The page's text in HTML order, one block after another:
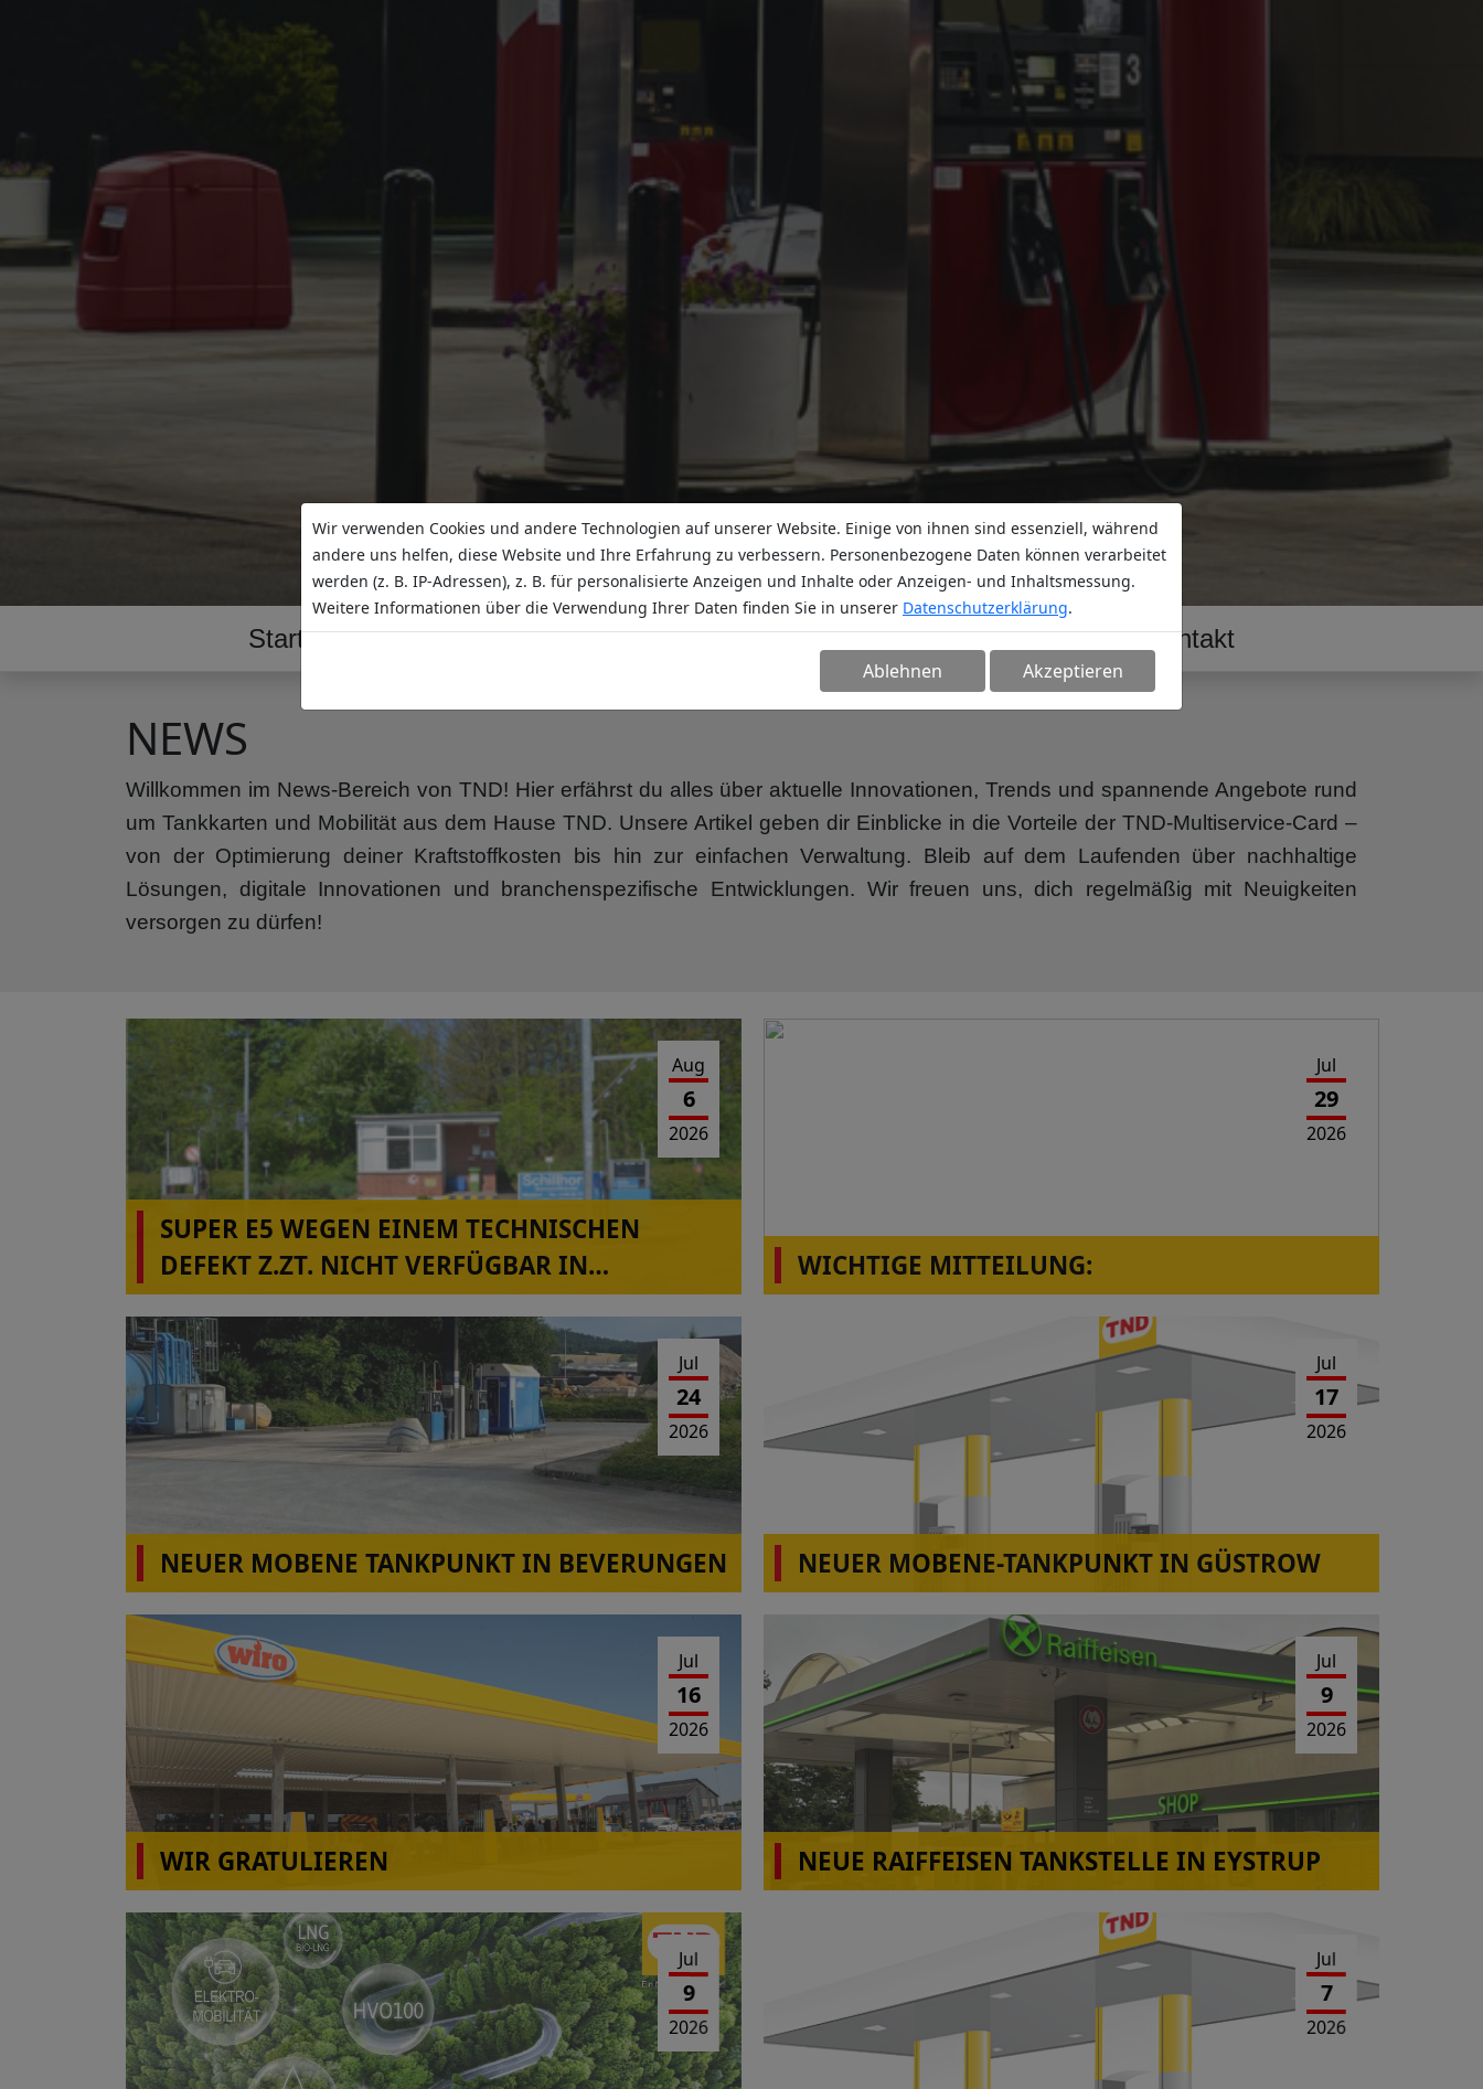
Start Tankstellen Service Unternehmen Partnerschaft Kontakt
NEWS
Willkommen im News-Bereich von TND! Hier erfährst du alles über aktuelle Innovationen, Trends und spannende Angebote rund
um Tankkarten und Mobilität aus dem Hause TND. Unsere Artikel geben dir Einblicke in die Vorteile der TND-Multiservice-Card –
von der Optimierung deiner Kraftstoffkosten bis hin zur einfachen Verwaltung. Bleib auf dem Laufenden über nachhaltige
Lösungen, digitale Innovationen und branchenspezifische Entwicklungen. Wir freuen uns, dich regelmäßig mit Neuigkeiten
versorgen zu dürfen!
Aug
6
2026
SUPER E5 WEGEN EINEM TECHNISCHEN
DEFEKT Z.ZT. NICHT VERFÜGBAR IN
ALBERSDORF!
Jul
29
2026
WICHTIGE MITTEILUNG:
Die Station Montabaur-Horressen, Westerwaldstr.2a ist wieder in
Jul
24
2026
NEUER MOBENE TANKPUNKT IN BEVERUNGEN
Jul
17
2026
NEUER MOBENE-TANKPUNKT IN GÜSTROW
Jul
16
2026
WIR GRATULIEREN
wiro Autohof A31 Rhede(Ems)
Jul
9
2026
NEUE RAIFFEISEN TANKSTELLE IN EYSTRUP
Jul
9
2026
Jul
7
2026
Wir verwenden Cookies und andere Technologien auf unserer Website. Einige von ihnen sind essenziell, während
andere uns helfen, diese Website und Ihre Erfahrung zu verbessern. Personenbezogene Daten können verarbeitet
werden (z. B. IP-Adressen), z. B. für personalisierte Anzeigen und Inhalte oder Anzeigen- und Inhaltsmessung.
Weitere Informationen über die Verwendung Ihrer Daten finden Sie in unserer Datenschutzerklärung.
Ablehnen Akzeptieren